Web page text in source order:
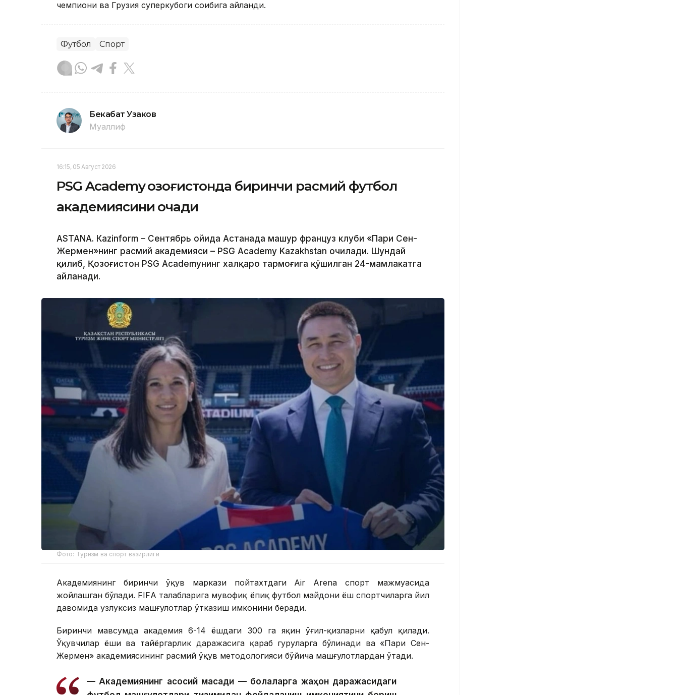
чемпиони ва Грузия суперкубоги соҳибига айланди.
Футбол Спорт
Бекабат Узаков
Муаллиф
16:15, 05 Август 2026
PSG Academy Қозоғистонда биринчи расмий футбол
академиясини очади
ASTANА. Кazinform – Сентябрь ойида Астанада машҳур француз клуби «Пари Сен-
Жермен»нинг расмий академияси – PSG Academy Kazakhstan очилади. Шундай
қилиб, Қозоғистон PSG Academyнинг халқаро тармоғига қўшилган 24-мамлакатга
айланади.
Фото: Туризм ва спорт вазирлиги
Академиянинг биринчи ўқув маркази пойтахтдаги Air Arena спорт мажмуасида
жойлашган бўлади. FIFА талабларига мувофиқ ёпиқ футбол майдони ёш спортчиларга йил
давомида узлуксиз машғулотлар ўтказиш имконини беради.
Биринчи мавсумда академия 6-14 ёшдаги 300 га яқин ўғил-қизларни қабул қилади.
Ўқувчилар ёши ва тайёргарлик даражасига қараб гуруҳларга бўлинади ва «Пари Сен-
Жермен» академиясининг расмий ўқув методологияси бўйича машғулотлардан ўтади.
— Академиянинг асосий мақсади — болаларга жаҳон даражасидаги